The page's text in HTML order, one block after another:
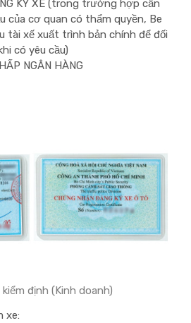
KÝ XE (trong trường hợp cần
của cơ quan có thẩm quyền, Be
tài xế xuất trình bản chính để đối
có yêu cầu)
NGÂN HÀNG
định (Kinh doanh)
xe: